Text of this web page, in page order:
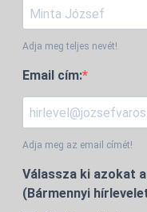
Adja meg teljes nevét!
Email cím:
Adja meg az email címét!
Válassza ki azokat
(Bármennyi